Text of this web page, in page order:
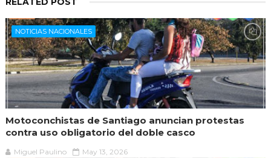
NOTICIAS NACIONALES
Motoconchistas de Santiago anuncian protestas
contra uso obligatorio del doble casco
Miguel Paulino May 13, 2026